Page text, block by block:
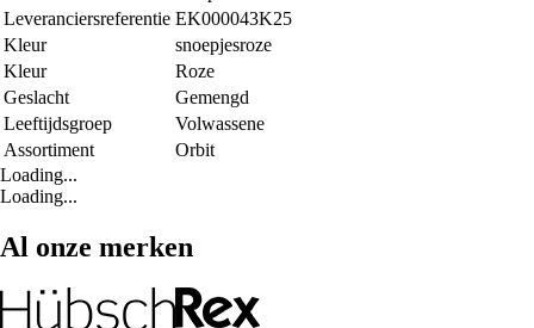
Leveranciersreferentie EK000043K25
Kleur
snoepjesroze
Kleur
Roze
Geslacht
Gemengd
Leeftijdsgroep
Volwassene
Assortiment
Orbit
Loading...
Loading...
Al onze merken